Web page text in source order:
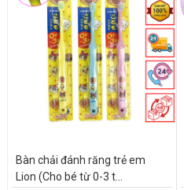
Bàn chải đánh răng trẻ em
Lion (Cho bé từ 0-3 t...